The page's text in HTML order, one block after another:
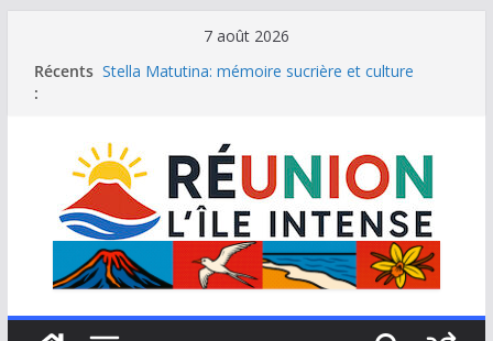
contenu
7 août 2026
Récents
:
Stella Matutina: mémoire sucrière et culture
Une journée de détente à l’Hôtel Iloha à Saint Leu
Le samoussa de La Réunion, emblème de l’île
intense
Le Musée du sel de Saint Leu: site culturel à
découvrir